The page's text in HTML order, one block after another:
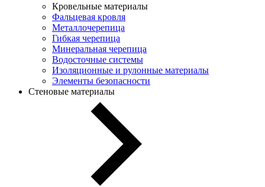
Кровельные материалы
Фальцевая кровля
Металлочерепица
Гибкая черепица
Минеральная черепица
Водосточные системы
Изоляционные и рулонные материалы
Элементы безопасности
Стеновые материалы